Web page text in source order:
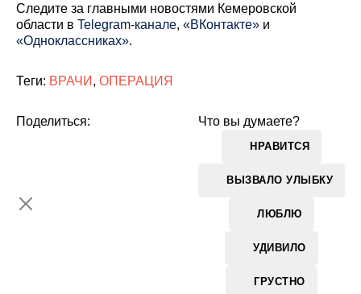
Cледите за главными новостями Кемеровской
области в Telegram-канале, «ВКонтакте» и
«Одноклассниках».
Теги: ВРАЧИ , ОПЕРАЦИЯ
Что вы думаете?
НРАВИТСЯ
ВЫЗВАЛО УЛЫБКУ
ЛЮБЛЮ
УДИВИЛО
ГРУСТНО
Поделиться: